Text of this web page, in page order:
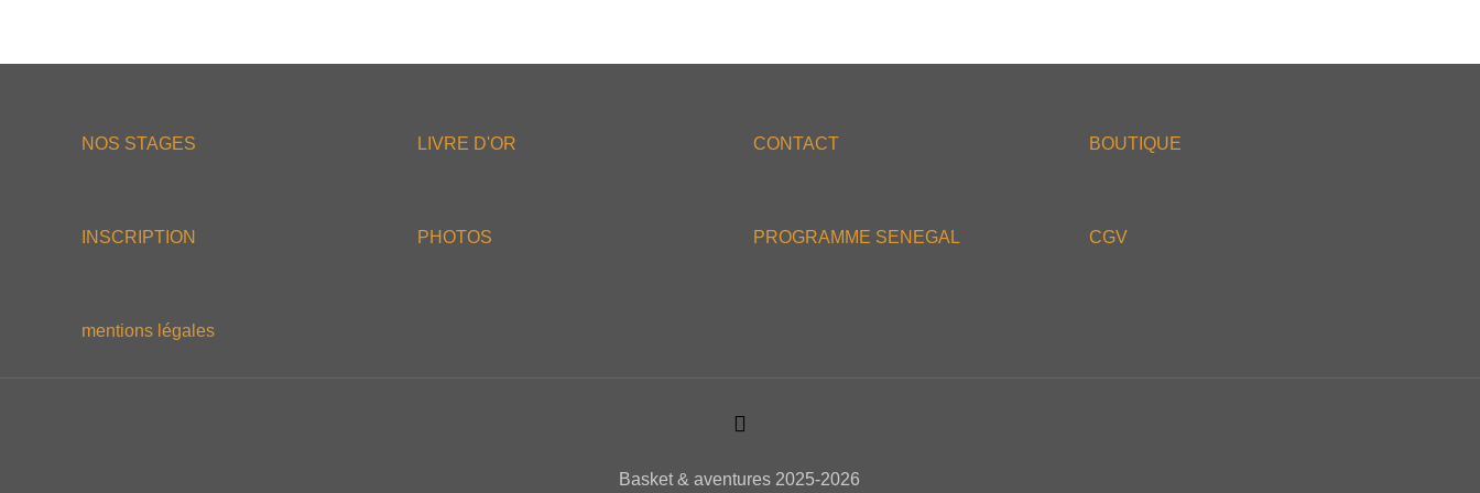
NOS STAGES
INSCRIPTION
mentions légales
LIVRE D'OR
PHOTOS
CONTACT
PROGRAMME SENEGAL
BOUTIQUE
CGV
Basket & aventures 2025-2026